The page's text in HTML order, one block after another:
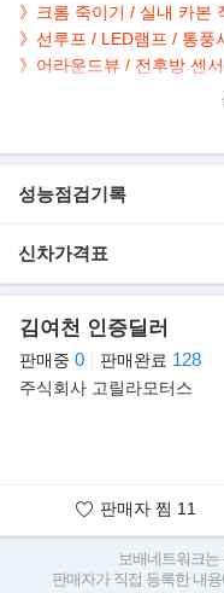
》크롬 죽이기 / 실내 카본
》선루프 / LED램프 / 통풍
》어라운드뷰 / 전후방 센
》통풍시트 / 메모리 시트
》보험이력만 있음! 무사
- 정식출고
- 340마력 3.6L V6 엔진
- 메인택 배기작업 완료
- 안정적인 주행 AWD 시스템
캐딜락의 새로운 대형 세
차종인 메르세데스 벤츠 S
가벼운 중량으로 인한 민
성능점검기록
신차가격표
김여천 인증딜러
판매중 0 판매완료 128
주식회사 고릴라모터스
판매자 찜 11
보배네트워크
판매자가 직접 등록한 내